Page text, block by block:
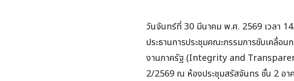
วันจันทร์ที่ 30 มีนาคม พ.ศ. 2569 เวลา
ประธานการประชุมคณะกรรมการขับเคลื่อ
งานภาครัฐ (Integrity and
2/2569 ณ ห้องประชุมสรัสจันทร ชั้น 2 อา